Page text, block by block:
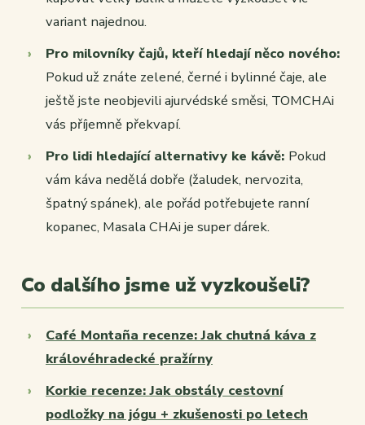
variant najednou.
Pro milovníky čajů, kteří hledají něco nového:
Pokud už znáte zelené, černé i bylinné čaje, ale
ještě jste neobjevili ajurvédské směsi, TOMCHAi
vás příjemně překvapí.
Pro lidi hledající alternativy ke kávě: Pokud
vám káva nedělá dobře (žaludek, nervozita,
špatný spánek), ale pořád potřebujete ranní
kopanec, Masala CHAi je super dárek.
Co dalšího jsme už vyzkoušeli?
Café Montaña recenze: Jak chutná káva z
královéhradecké pražírny
Korkie recenze: Jak obstály cestovní
podložky na jógu + zkušenosti po letech